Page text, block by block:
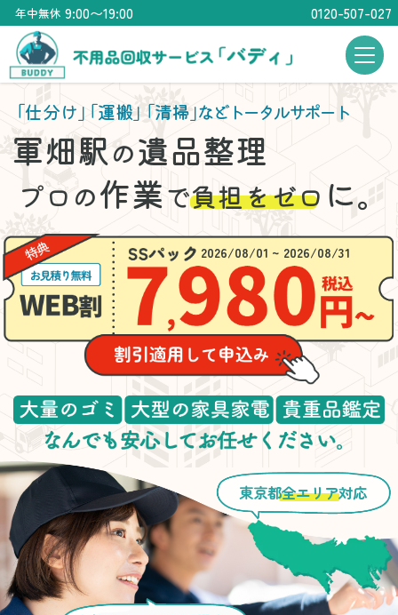
年中無休 9:00〜19:00 0120-507-027
「仕分け」「運搬」「清掃」などトータルサポート
軍畑駅の遺品整理
プロの作業で負担をゼロ に。
2026/08/01 ~ 2026/08/31
東京都全エリア対応